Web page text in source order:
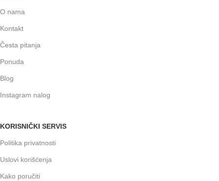
O nama
Kontakt
Česta pitanja
Ponuda
Blog
Instagram nalog
KORISNIČKI SERVIS
Politika privatnosti
Uslovi korišćenja
Kako poručiti